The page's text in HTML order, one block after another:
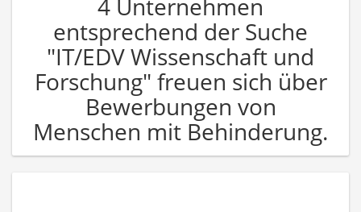
4 Unternehmen
entsprechend der Suche
"IT/EDV Wissenschaft und
Forschung" freuen sich über
Bewerbungen von
Menschen mit Behinderung.